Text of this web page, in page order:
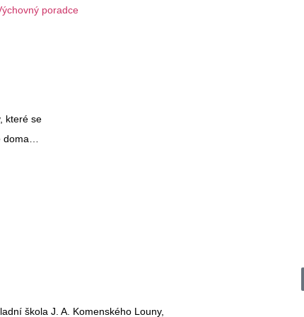
poradce
které se
doma…
škola J. A. Komenského Louny,